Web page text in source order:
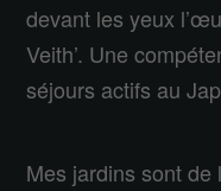
devant les yeux
Veith’. Une
séjours actifs au
Mes jardins sont de